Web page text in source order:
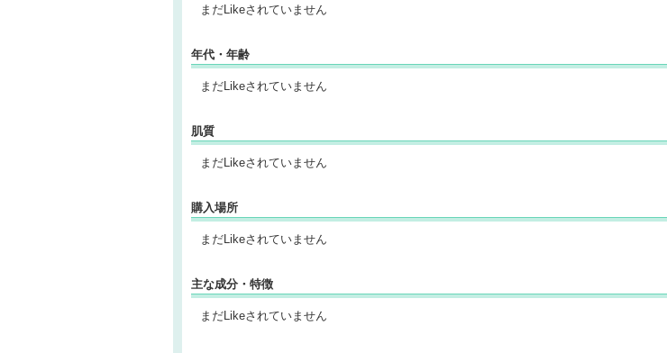
まだLikeされていません
年代・年齢
まだLikeされていません
肌質
まだLikeされていません
購入場所
まだLikeされていません
主な成分・特徴
まだLikeされていません